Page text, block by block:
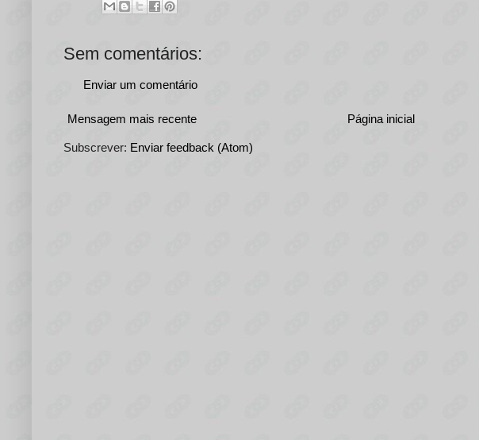
Sem comentários:
Enviar um comentário
Mensagem mais recente Página inicial
Subscrever: Enviar feedback (Atom)